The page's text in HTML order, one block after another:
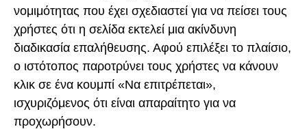
νομιμότητας που έχει σχεδιαστεί για να πείσει τους
χρήστες ότι η σελίδα εκτελεί μια ακίνδυνη
διαδικασία επαλήθευσης. Αφού επιλέξει το πλαίσιο,
ο ιστότοπος παροτρύνει τους χρήστες να κάνουν
κλικ σε ένα κουμπί «Να επιτρέπεται»,
ισχυριζόμενος ότι είναι απαραίτητο για να
προχωρήσουν.